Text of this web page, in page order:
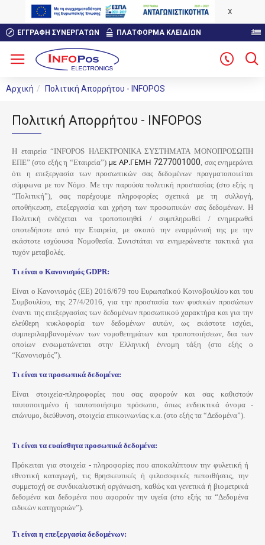
X
ΕΓΓΡΑΦΉ ΣΥΝΕΡΓΑΤΏΝ ΠΛΑΤΦΟΡΜΑ ΚΛΕΙΔΙΩΝ
Αρχική Πολιτική Απορρήτου - INFOPOS
Πολιτική Απορρήτου - INFOPOS
H εταιρεία “INFOPOS ΗΛΕΚΤΡΟΝΙΚΑ ΣΥΣΤΗΜΑΤΑ ΜΟΝΟΠΡΟΣΩΠΗ
ΕΠΕ” (στο εξής η “Εταιρεία”) με ΑΡ.ΓΕΜΗ 7277001000 , σας ενημερώνει
ότι η επεξεργασία των προσωπικών σας δεδομένων πραγματοποιείται
σύμφωνα με τον Νόμο. Με την παρούσα πολιτική προστασίας (στο εξής η
“Πολιτική”), σας παρέχουμε πληροφορίες σχετικά με τη συλλογή,
αποθήκευση, επεξεργασία και χρήση των προσωπικών σας δεδομένων. Η
Πολιτική ενδέχεται να τροποποιηθεί / συμπληρωθεί / ενημερωθεί
οποτεδήποτε από την Εταιρεία, με σκοπό την εναρμόνισή της με την
εκάστοτε ισχύουσα Νομοθεσία. Συνιστάται να ενημερώνεστε τακτικά για
τυχόν μεταβολές.
Τι είναι ο Κανονισμός GDPR:
Είναι ο Κανονισμός (ΕΕ) 2016/679 του Ευρωπαϊκού Κοινοβουλίου και του
Συμβουλίου, της 27/4/2016, για την προστασία των φυσικών προσώπων
έναντι της επεξεργασίας των δεδομένων προσωπικού χαρακτήρα και για την
ελεύθερη κυκλοφορία των δεδομένων αυτών, ως εκάστοτε ισχύει,
συμπεριλαμβανομένων των νομοθετημάτων και τροποποιήσεων, δια των
οποίων ενσωματώνεται στην Ελληνική έννομη τάξη (στο εξής ο
“Κανονισμός”).
Τι είναι τα προσωπικά δεδομένα:
Είναι στοιχεία-πληροφορίες που σας αφορούν και σας καθιστούν
ταυτοποιημένο ή ταυτοποιήσιμο πρόσωπο, όπως ενδεικτικά όνομα -
επώνυμο, διεύθυνση, στοιχεία επικοινωνίας κ.α. (στο εξής τα “Δεδομένα”).
Τι είναι τα ευαίσθητα προσωπικά δεδομένα:
Πρόκειται για στοιχεία - πληροφορίες που αποκαλύπτουν την φυλετική ή
εθνοτική καταγωγή, τις θρησκευτικές ή φιλοσοφικές πεποιθήσεις, την
συμμετοχή σε συνδικαλιστική οργάνωση, καθώς και γενετικά ή βιομετρικά
δεδομένα και δεδομένα που αφορούν την υγεία (στο εξής τα “Δεδομένα
ειδικών κατηγοριών”).
Τι είναι η επεξεργασία δεδομένων: